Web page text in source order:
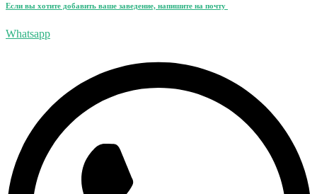
Если вы хотите добавить ваше заведение, напишите на почту
Whatsapp